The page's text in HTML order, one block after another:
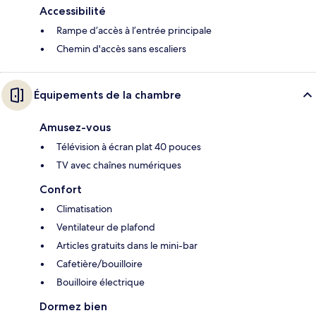
Accessibilité
Rampe d’accès à l’entrée principale
Chemin d'accès sans escaliers
Équipements de la chambre
Amusez-vous
Télévision à écran plat 40 pouces
TV avec chaînes numériques
Confort
Climatisation
Ventilateur de plafond
Articles gratuits dans le mini-bar
Cafetière/bouilloire
Bouilloire électrique
Dormez bien